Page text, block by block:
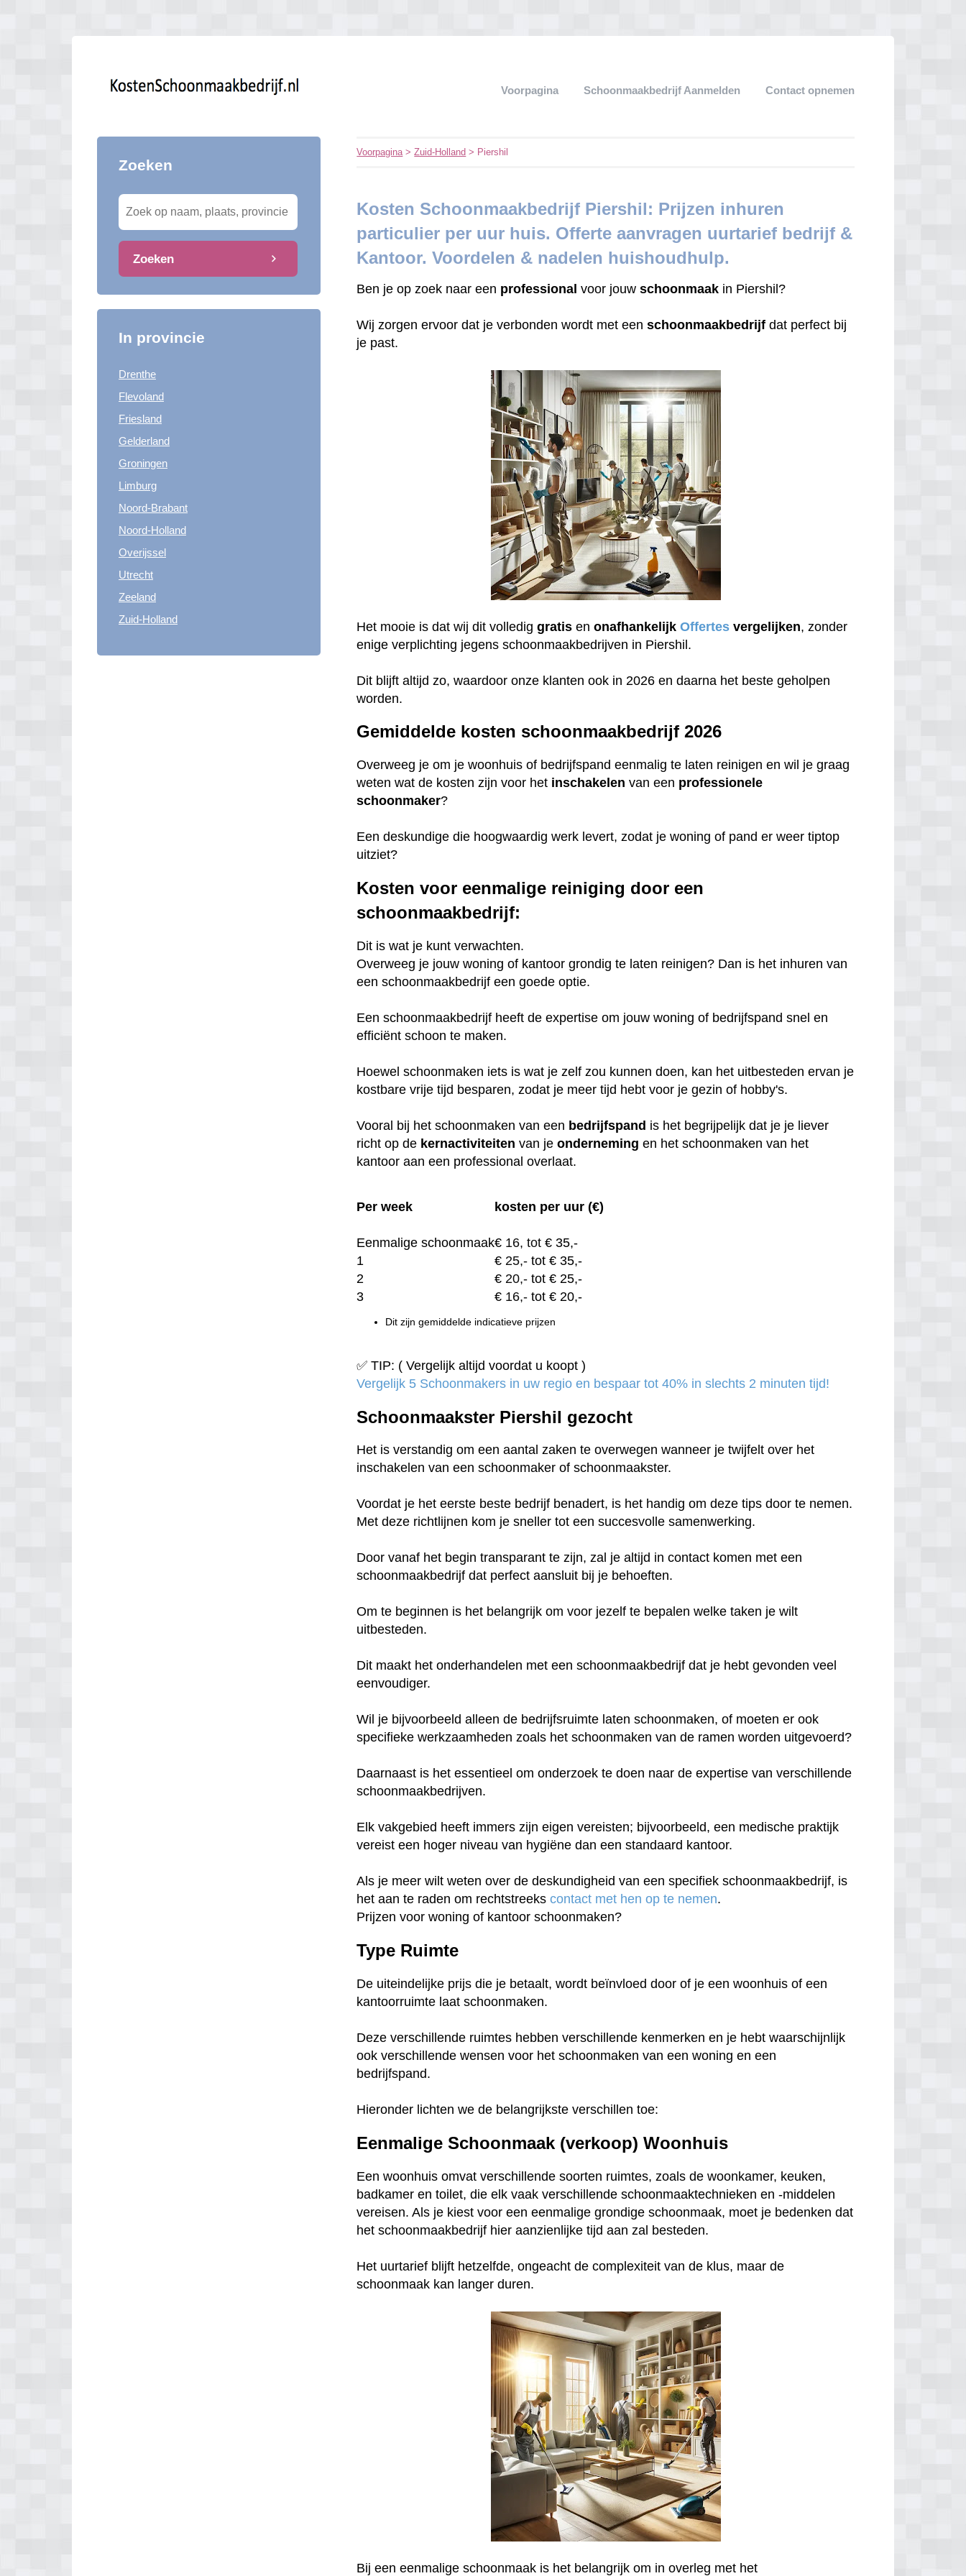
Voorpagina Schoonmaakbedrijf Aanmelden Contact opnemen
Zoeken
Zoeken
In provincie
Drenthe
Flevoland
Friesland
Gelderland
Groningen
Limburg
Noord-Brabant
Noord-Holland
Overijssel
Utrecht
Zeeland
Zuid-Holland
Voorpagina>Zuid-Holland > Piershil
Kosten Schoonmaakbedrijf Piershil: Prijzen inhuren
particulier per uur huis. Offerte aanvragen uurtarief bedrijf &
Kantoor. Voordelen & nadelen huishoudhulp.
Ben je op zoek naar een professional voor jouwschoonmaak in Piershil?
Wij zorgen ervoor dat je verbonden wordt met eenschoonmaakbedrijf dat perfect bij
je past.
Het mooie is dat wij dit vollediggratis enonafhankelijkOffertes vergelijken, zonder
enige verplichting jegens schoonmaakbedrijven in Piershil.
Dit blijft altijd zo, waardoor onze klanten ook in 2026 en daarna het beste geholpen
worden.
Gemiddelde kosten schoonmaakbedrijf 2026
Overweeg je om je woonhuis of bedrijfspand eenmalig te laten reinigen en wil je graag
weten wat de kosten zijn voor het inschakelen van een professionele
schoonmaker?
Een deskundige die hoogwaardig werk levert, zodat je woning of pand er weer tiptop
uitziet?
Kosten voor eenmalige reiniging door een
schoonmaakbedrijf:
Dit is wat je kunt verwachten.
Overweeg je jouw woning of kantoor grondig te laten reinigen? Dan is het inhuren van
een schoonmaakbedrijf een goede optie.
Een schoonmaakbedrijf heeft de expertise om jouw woning of bedrijfspand snel en
efficiënt schoon te maken.
Hoewel schoonmaken iets is wat je zelf zou kunnen doen, kan het uitbesteden ervan je
kostbare vrije tijd besparen, zodat je meer tijd hebt voor je gezin of hobby's.
Vooral bij het schoonmaken van een bedrijfspand is het begrijpelijk dat je je liever
richt op de kernactiviteiten van jeonderneming en het schoonmaken van het
kantoor aan een professional overlaat.
Per week kosten per uur (€)
Eenmalige schoonmaak€ 16, tot € 35,-
1
€ 25,- tot € 35,-
2
€ 20,- tot € 25,-
3
€ 16,- tot € 20,-
Dit zijn gemiddelde indicatieve prijzen
✅ TIP: ( Vergelijk altijd voordat u koopt )
Vergelijk 5 Schoonmakers in uw regio en bespaar tot 40% in slechts 2 minuten tijd!
Schoonmaakster Piershil gezocht
Het is verstandig om een aantal zaken te overwegen wanneer je twijfelt over het
inschakelen van een schoonmaker of schoonmaakster.
Voordat je het eerste beste bedrijf benadert, is het handig om deze tips door te nemen.
Met deze richtlijnen kom je sneller tot een succesvolle samenwerking.
Door vanaf het begin transparant te zijn, zal je altijd in contact komen met een
schoonmaakbedrijf dat perfect aansluit bij je behoeften.
Om te beginnen is het belangrijk om voor jezelf te bepalen welke taken je wilt
uitbesteden.
Dit maakt het onderhandelen met een schoonmaakbedrijf dat je hebt gevonden veel
eenvoudiger.
Wil je bijvoorbeeld alleen de bedrijfsruimte laten schoonmaken, of moeten er ook
specifieke werkzaamheden zoals het schoonmaken van de ramen worden uitgevoerd?
Daarnaast is het essentieel om onderzoek te doen naar de expertise van verschillende
schoonmaakbedrijven.
Elk vakgebied heeft immers zijn eigen vereisten; bijvoorbeeld, een medische praktijk
vereist een hoger niveau van hygiëne dan een standaard kantoor.
Als je meer wilt weten over de deskundigheid van een specifiek schoonmaakbedrijf, is
het aan te raden om rechtstreekscontact met hen op te nemen.
Prijzen voor woning of kantoor schoonmaken?
Type Ruimte
De uiteindelijke prijs die je betaalt, wordt beïnvloed door of je een woonhuis of een
kantoorruimte laat schoonmaken.
Deze verschillende ruimtes hebben verschillende kenmerken en je hebt waarschijnlijk
ook verschillende wensen voor het schoonmaken van een woning en een
bedrijfspand.
Hieronder lichten we de belangrijkste verschillen toe:
Eenmalige Schoonmaak (verkoop) Woonhuis
Een woonhuis omvat verschillende soorten ruimtes, zoals de woonkamer, keuken,
badkamer en toilet, die elk vaak verschillende schoonmaaktechnieken en -middelen
vereisen. Als je kiest voor een eenmalige grondige schoonmaak, moet je bedenken dat
het schoonmaakbedrijf hier aanzienlijke tijd aan zal besteden.
Het uurtarief blijft hetzelfde, ongeacht de complexiteit van de klus, maar de
schoonmaak kan langer duren.
Bij een eenmalige schoonmaak is het belangrijk om in overleg met het